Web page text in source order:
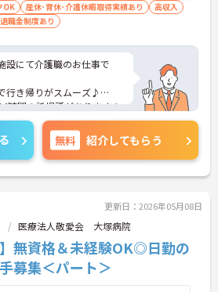
OK 産休･育休･介護休暇取得実績あり
高収入
退職金制度あり
設にて介護職のお仕事で
行き帰りがスムーズ♪
時間の託児所がありますの
考えの方も安心してお仕事
度マイナビまでお問い合わ
などお伝えします！
無料 紹介してもらう
更新日：2026年05月08日
医療法人敬愛会 大塚病院
】無資格＆未経験OK◎日勤の
募集＜パート＞